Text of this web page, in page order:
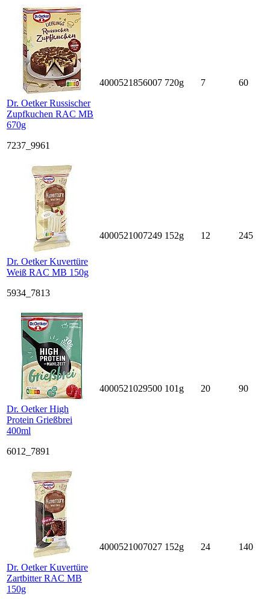
Dr. Oetker Russischer
Zupfkuchen RAC MB
670g
7237_9961
4000521856007 720g 7 60
Dr. Oetker Kuvertüre
Weiß RAC MB 150g
5934_7813
4000521007249 152g 12 245
Dr. Oetker High
Protein Grießbrei
400ml
6012_7891
4000521029500 101g 20 90
Dr. Oetker Kuvertüre
Zartbitter RAC MB
150g
4000521007027 152g 24 140